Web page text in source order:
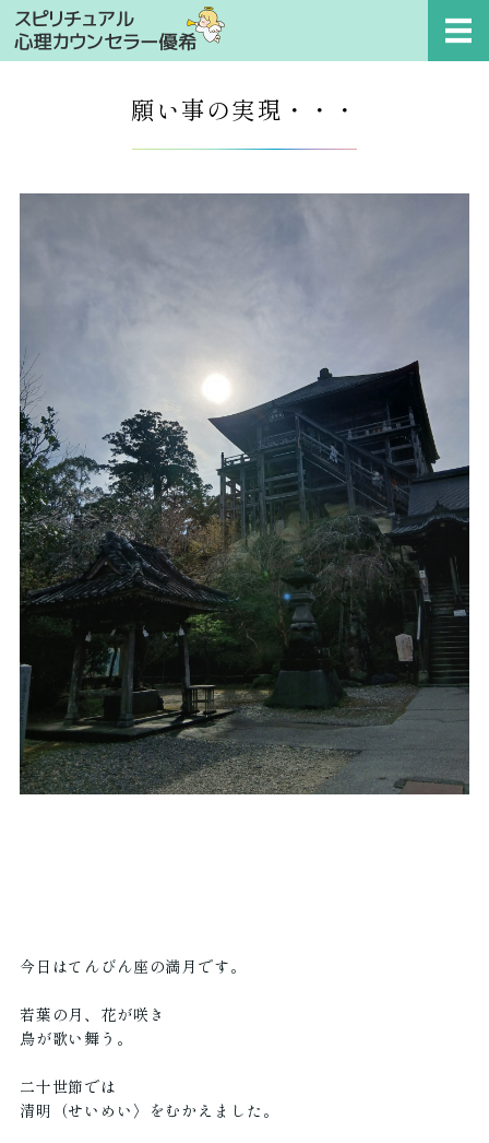
スピリチュアル心理
セッションメニュー
願い事の実現・・・
今日はてんびん座の満月です。
若葉の月、花が咲き
鳥が歌い舞う。
二十世節では
清明（せいめい〉をむかえました。